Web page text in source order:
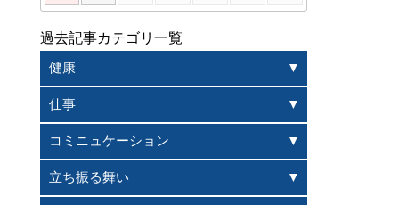
過去記事カテゴリ一覧
健康
仕事
コミニュケーション
立ち振る舞い